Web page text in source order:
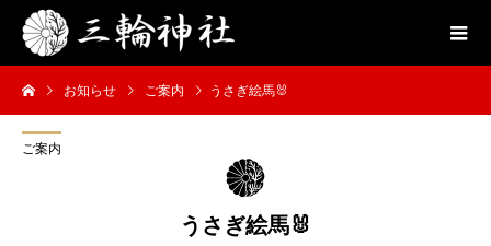
お知らせ ご案内 うさぎ絵馬🐰
ご案内
うさぎ絵馬🐰